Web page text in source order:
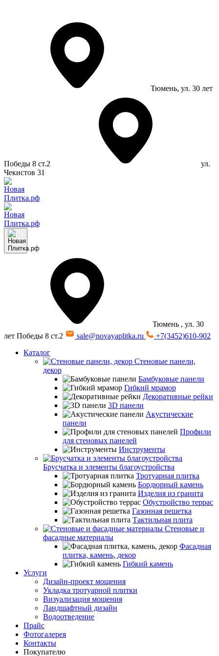
Тюмень, ул. 30 лет
Победы 8 ст.2
ул.
Чекистов 31
Тюмень , ул. 30
лет Победы 8 ст.2
sale@novayaplitka.ru
+7(3452)610-902
Каталог
Стеновые панели,
декор
Бамбуковые панели
Гибкий мрамор
Декоративные рейки
3D панели
Акустические
панели
Профили
для стеновых панелей
Инструменты
Брусчатка и элементы благоустройства
Тротуарная плитка
Бордюрный камень
Изделия из гранита
Обустройство террас
Газонная решетка
Тактильная плита
Стеновые и
фасадные материалы
Фасадная
плитка, камень, декор
Гибкий камень
Услуги
Дизайн-проект мощения
Укладка тротуарной плитки
Визуализация мощения
Ландшафтный дизайн
Водоотведение
Прайс
Фотогалерея
Контакты
Покупателю